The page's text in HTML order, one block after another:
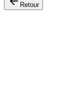
Retour